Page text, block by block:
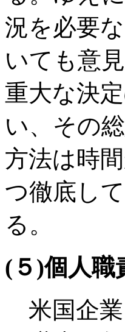
況を必要
いても意
重大な決
い、その
方法は時
つ徹底し
る。
(５)個人職
米国企